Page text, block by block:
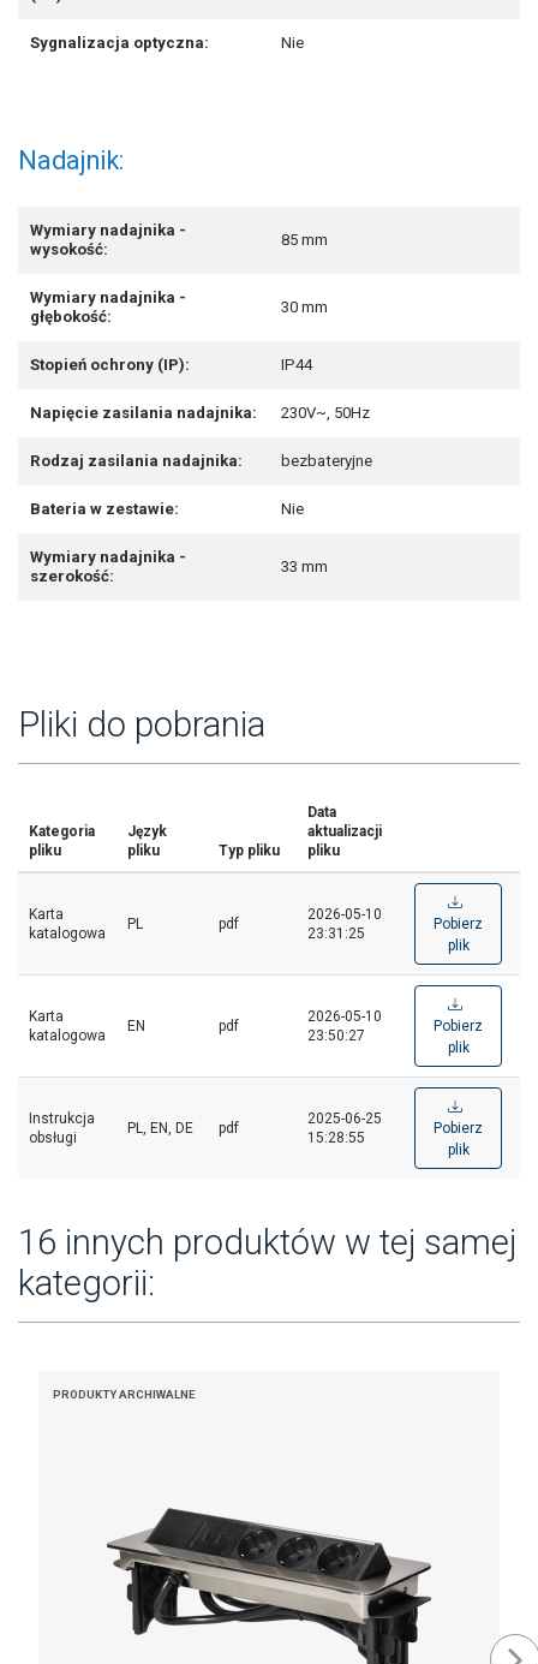
Sygnalizacja optyczna: Nie
Nadajnik:
Wymiary nadajnika -
wysokość:
85 mm
Wymiary nadajnika -
głębokość:
30 mm
Stopień ochrony (IP): IP44
Napięcie zasilania nadajnika: 230V~, 50Hz
Rodzaj zasilania nadajnika: bezbateryjne
Bateria w zestawie: Nie
Wymiary nadajnika -
szerokość:
33 mm
Pliki do pobrania
Kategoria
pliku
Język
pliku
Typ pliku
Data
aktualizacji
pliku
Karta
katalogowa
PL pdf
2026-05-10
23:31:25
Pobierz
plik
Karta
katalogowa
EN pdf
2026-05-10
23:50:27
Pobierz
plik
Instrukcja
obsługi
PL, EN, DE pdf
2025-06-25
15:28:55
Pobierz
plik
16 innych produktów w tej samej
kategorii:
PRODUKTY ARCHIWALNE